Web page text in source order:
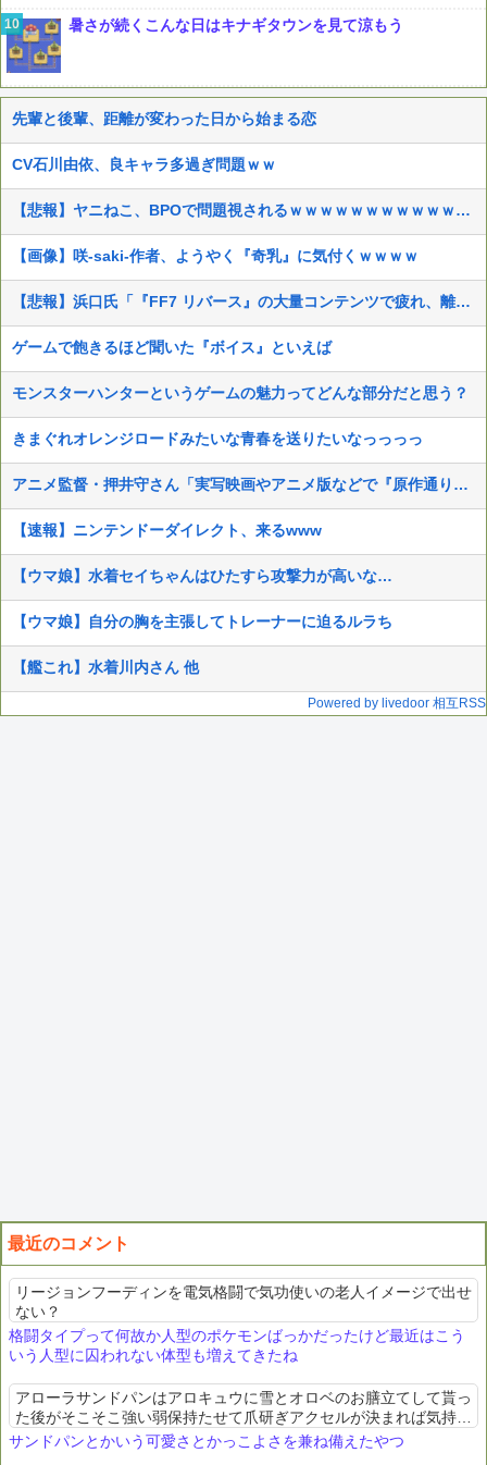
暑さが続くこんな日はキナギタウンを見て涼もう
先輩と後輩、距離が変わった日から始まる恋
CV石川由依、良キャラ多過ぎ問題ｗｗ
【悲報】ヤニねこ、BPOで問題視されるｗｗｗｗｗｗｗｗｗｗｗｗｗ
【画像】咲-saki-作者、ようやく『奇乳』に気付くｗｗｗｗ
【悲報】浜口氏「『FF7 リバース』の大量コンテンツで疲れ、離れたプレイヤーいた」
ゲームで飽きるほど聞いた『ボイス』といえば
モンスターハンターというゲームの魅力ってどんな部分だと思う？
きまぐれオレンジロードみたいな青春を送りたいなっっっっ
アニメ監督・押井守さん「実写映画やアニメ版などで『原作通りでよかった』なんて感想はとんでもない無知蒙昧な思考」
【速報】ニンテンドーダイレクト、来るwww
【ウマ娘】水着セイちゃんはひたすら攻撃力が高いな…
【ウマ娘】自分の胸を主張してトレーナーに迫るルラち
【艦これ】水着川内さん 他
Powered by livedoor 相互RSS
最近のコメント
リージョンフーディンを電気格闘で気功使いの老人イメージで出せ
ない？
格闘タイプって何故か人型のポケモンばっかだったけど最近はこう
いう人型に囚われない体型も増えてきたね
アローラサンドパンはアロキュウに雪とオロベのお膳立てして貰っ
た後がそこそこ強い弱保持たせて爪研ぎアクセルが決まれば気持ち
良い
サンドパンとかいう可愛さとかっこよさを兼ね備えたやつ